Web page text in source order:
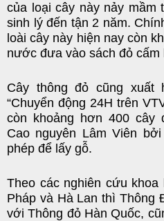
của loại cây này nảy mầm
sinh lý đến tận 2 năm.
loài cây này hiện nay còn
nước đưa vào sách đỏ cấm
Cây thông đỏ cũng xuất
“Chuyển động 24H trên
còn khoảng hơn 400 cây
Cao nguyên Lâm Viên
phép để lấy gỗ.
Theo các nghiên cứu
Pháp và Hà Lan thì Thông
vớiThông đỏ Hàn Quốc,